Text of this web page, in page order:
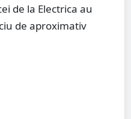
de la Electrica au
de aproximativ